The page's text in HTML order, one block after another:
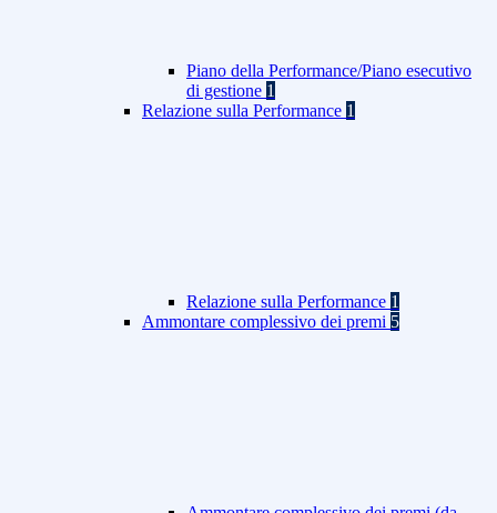
Piano della Performance/Piano esecutivo
di gestione 1
Relazione sulla Performance 1
Relazione sulla Performance 1
Ammontare complessivo dei premi 5